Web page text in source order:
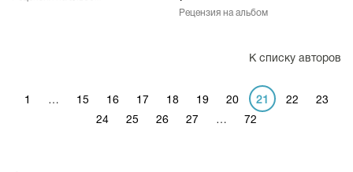
Рецензия на альбом
К списку авторов
1 … 15 16 17 18 19 20 21 22
23
24
25 26 27 … 72